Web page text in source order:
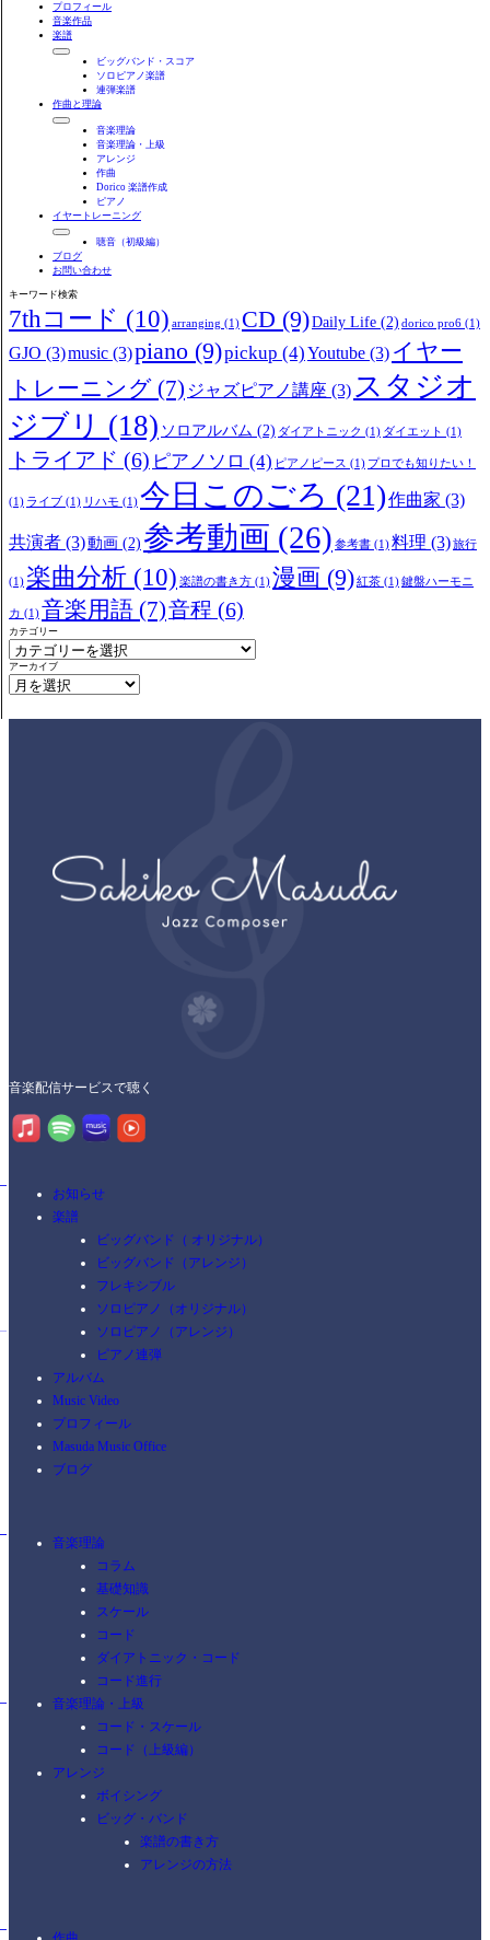
プロフィール
音楽作品
楽譜
ビッグバンド・スコア
ソロピアノ楽譜
連弾楽譜
作曲と理論
音楽理論
音楽理論・上級
アレンジ
作曲
Dorico 楽譜作成
ピアノ
イヤートレーニング
聴音（初級編）
ブログ
お問い合わせ
キーワード検索
7thコード (10) arranging (1) CD (9)Daily Life (2) dorico pro6 (1)
GJO (3)music (3)piano (9)pickup (4)Youtube (3) イヤー
トレーニング (7) ジャズピアノ講座 (3) スタジオ
ジブリ (18) ソロアルバム (2) ダイアトニック (1) ダイエット (1)
トライアド (6) ピアノソロ (4) ピアノピース (1) プロでも知りたい！
(1) ライブ (1) リハモ (1)今日このごろ (21)作曲家 (3)
共演者 (3)動画 (2) 参考動画 (26) 参考書 (1)料理 (3)旅行
(1) 楽曲分析 (10) 楽譜の書き方 (1)漫画 (9)紅茶 (1)鍵盤ハーモニ
カ (1)音楽用語 (7)音程 (6)
カテゴリー
アーカイブ
音楽配信サービスで聴く
お知らせ
楽譜
ビッグバンド（ オリジナル）
ビッグバンド（アレンジ）
フレキシブル
ソロピアノ（オリジナル）
ソロピアノ（アレンジ）
ピアノ連弾
アルバム
Music Video
プロフィール
Masuda Music Office
ブログ
音楽理論
コラム
基礎知識
スケール
コード
ダイアトニック・コード
コード進行
音楽理論・上級
コード・スケール
コード（上級編）
アレンジ
ボイシング
ビッグ・バンド
楽譜の書き方
アレンジの方法